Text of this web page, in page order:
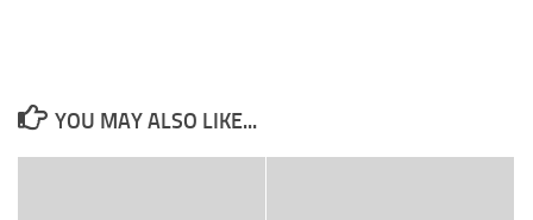
YOU MAY ALSO LIKE...